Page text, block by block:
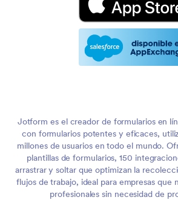
Jotform es el creador de formularios en
con formularios potentes y eficaces,
millones de usuarios en todo el mundo.
plantillas de formularios, 150
arrastrar y soltar que optimizan la
flujos de trabajo, ideal para empresas que
profesionales sin necesidad de